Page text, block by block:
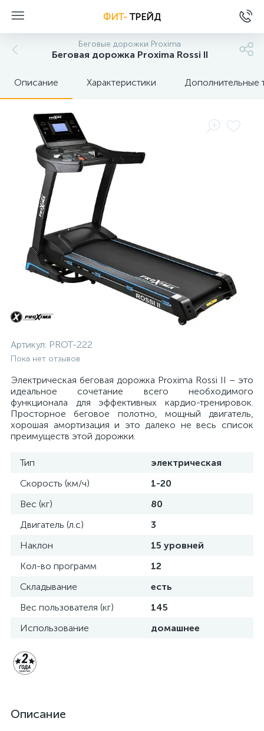
ФИТ-ТРЕЙД
Беговые дорожки Proxima
Беговая дорожка Proxima Rossi II
Описание Характеристики Дополнительные
Артикул: PROT-222
Пока нет отзывов
Электрическая беговая дорожка Proxima Rossi II – это
идеальное сочетание всего необходимого
функционала для эффективных кардио-тренировок.
Просторное беговое полотно, мощный двигатель,
хорошая амортизация и это далеко не весь список
преимуществ этой дорожки.
Тип
электрическая
Скорость (км/ч)
1-20
Вес (кг)
80
Двигатель (л.с)
3
Наклон
15 уровней
Кол-во программ
12
Складывание
есть
Вес пользователя (кг)
145
Использование
домашнее
Описание